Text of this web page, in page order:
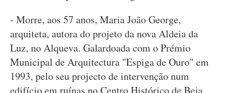
- Morre, aos 57 anos, Maria João George,
arquiteta, autora do projeto da nova Aldeia da
Luz, no Alqueva. Galardoada com o Prémio
Municipal de Arquitectura "Espiga de Ouro" em
1993, pelo seu projecto de intervenção num
edifício em ruínas no Centro Histórico de Beja.